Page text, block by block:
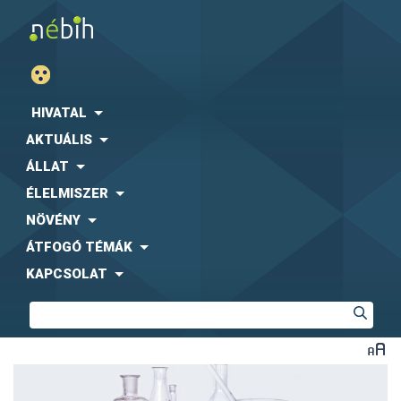
HIVATAL
AKTUÁLIS
ÁLLAT
ÉLELMISZER
NÖVÉNY
ÁTFOGÓ TÉMÁK
KAPCSOLAT